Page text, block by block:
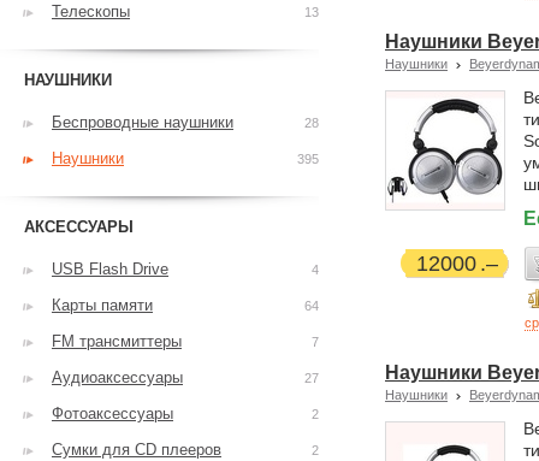
Наушники
Наушники
12000
Наушники
Наушники
Телескопы 13
НАУШНИКИ
Беспроводные наушники 28
Наушники 395
АКСЕССУАРЫ
USB Flash Drive 4
Карты памяти 64
FM трансмиттеры 7
Аудиоаксессуары 27
Фотоаксессуары 2
Сумки для CD плееров 2